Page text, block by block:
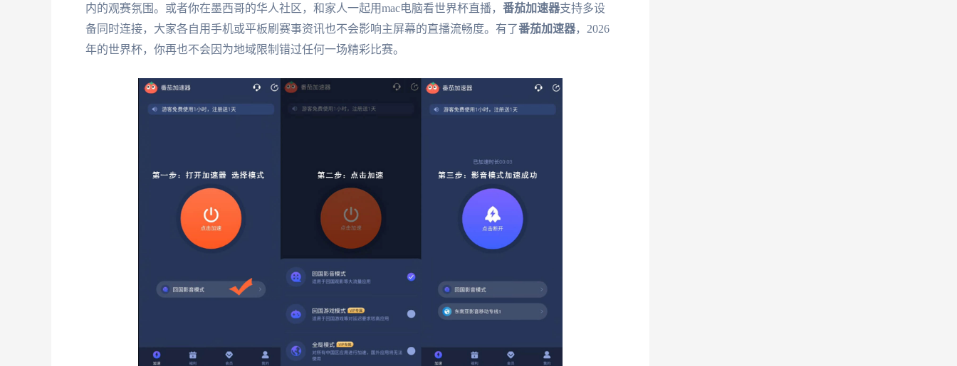
内的观赛氛围。或者你在墨西哥的华人社区，和家人一起用mac电脑看世界杯直播， 番茄加速器支持多设
备同时连接，大家各自用手机或平板刷赛事资讯也不会影响主屏幕的直播流畅度。有了番茄加速器，2026
年的世界杯，你再也不会因为地域限制错过任何一场精彩比赛。